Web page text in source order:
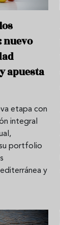
nuevo
apuesta
etapa con
integral
portfolio
y